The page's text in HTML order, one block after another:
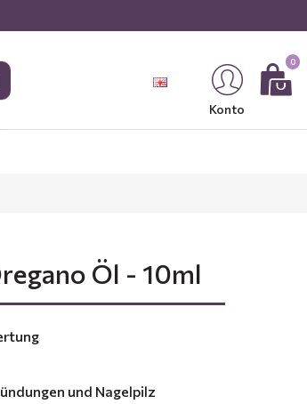
Konto
0
Öl - 10ml
und Nagelpilz